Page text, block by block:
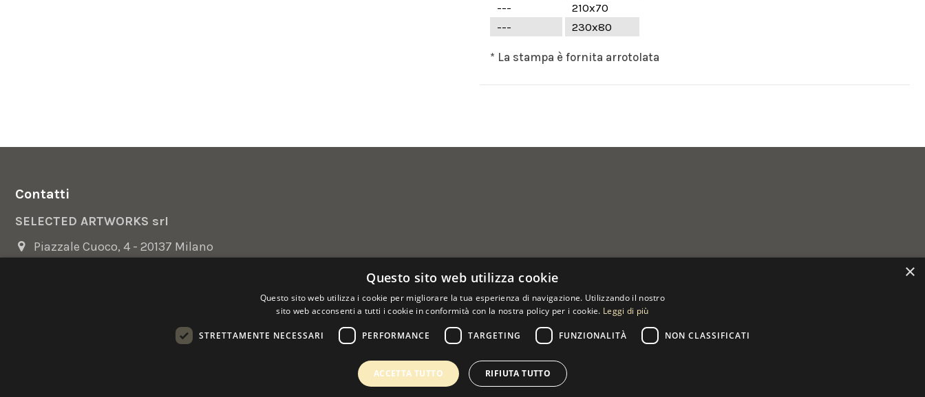
---
210x70
---
230x80
* La stampa è fornita arrotolata
Contatti
SELECTED ARTWORKS srl
Piazzale Cuoco, 4 - 20137 Milano
×
Questo sito web utilizza cookie
Questo sito web utilizza i cookie per migliorare la tua esperienza di navigazione. Utilizzando il nostro
sito web acconsenti a tutti i cookie in conformità con la nostra policy per i cookie. Leggi di più
STRETTAMENTE NECESSARI PERFORMANCE TARGETING FUNZIONALITÀ NON CLASSIFICATI
ACCETTA TUTTO RIFIUTA TUTTO